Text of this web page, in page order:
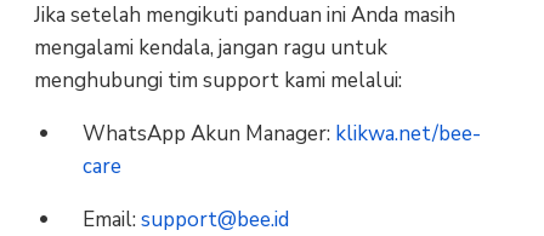
Jika setelah mengikuti panduan ini Anda masih
mengalami kendala, jangan ragu untuk
menghubungi tim support kami melalui:
WhatsApp Akun Manager: klikwa.net/bee-
care
Email: support@bee.id